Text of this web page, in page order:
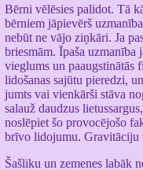
Bērni vēlēsies palidot. Tā
bērniem jāpievērš
nebūt ne vājo ziņkāri. Ja
briesmām. Īpaša uzmanība
vieglums un paaugstinātās
lidošanas sajūtu pieredzi,
jumts vai vienkārši stāva
salauž daudzus
noslēpiet šo provocējošo
brīvo lidojumu. Gravitāciju
Šašliku un zemenes labāk